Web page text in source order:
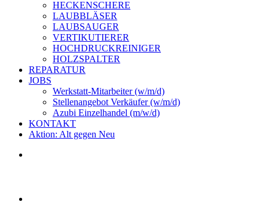
HECKENSCHERE
LAUBBLÄSER
LAUBSAUGER
VERTIKUTIERER
HOCHDRUCKREINIGER
HOLZSPALTER
REPARATUR
JOBS
Werkstatt-Mitarbeiter (w/m/d)
Stellenangebot Verkäufer (w/m/d)
Azubi Einzelhandel (m/w/d)
KONTAKT
Aktion: Alt gegen Neu